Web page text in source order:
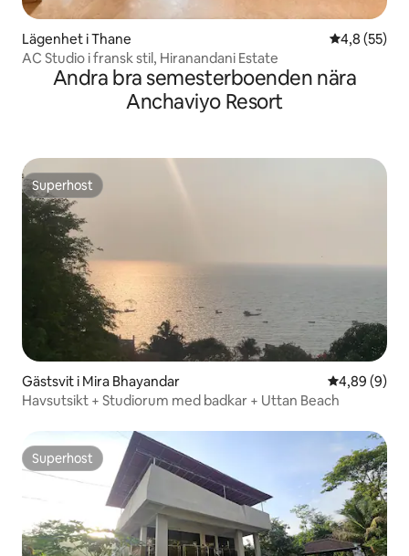
Lägenhet i Thane 4,8 av 5 i
4,8 (55)
AC Studio i fransk stil, Hiranandani Estate
Andra bra semesterboenden nära
Anchaviyo Resort
Superhost
Superhost
Gästsvit i Mira Bhayandar 4,89 av 5 i
4,89 (9)
Havsutsikt + Studiorum med badkar + Uttan Beach
Superhost
Superhost